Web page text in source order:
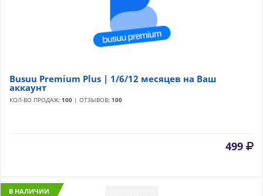
Busuu Premium Plus | 1/6/12 месяцев на Ваш
аккаунт
КОЛ-ВО ПРОДАЖ: 100 | ОТЗЫВОВ: 100
499
В НАЛИЧИИ